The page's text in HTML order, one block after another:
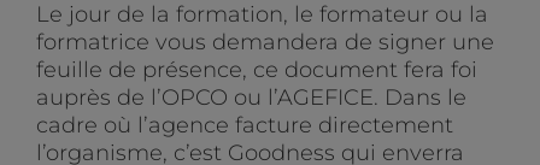
Le jour de la formation, le formateur ou la
formatrice vous demandera de signer une
feuille de présence, ce document fera foi
auprès de l’OPCO ou l’AGEFICE. Dans le
cadre où l’agence facture directement
l’organisme, c’est Goodness qui enverra